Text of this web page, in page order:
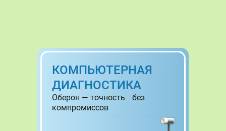
КОМПЬЮТЕРНАЯ
ДИАГНОСТИКА
Оберон — точность без
компромиссов